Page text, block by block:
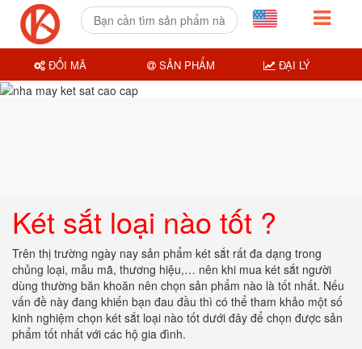
Két sắt loại nào tốt ?
Trên thị trường ngày nay sản phẩm két sắt rất đa dạng trong
chủng loại, mẫu mã, thương hiệu,… nên khi mua két sắt người
dùng thường băn khoăn nên chọn sản phẩm nào là tốt nhất. Nếu
vấn đề này đang khiến bạn đau đầu thì có thể tham khảo một số
kinh nghiệm chọn két sắt loại nào tốt dưới đây để chọn được sản
phẩm tốt nhất với các hộ gia đình.
ĐỔI MÃ SẢN PHẨM ĐẠI LÝ